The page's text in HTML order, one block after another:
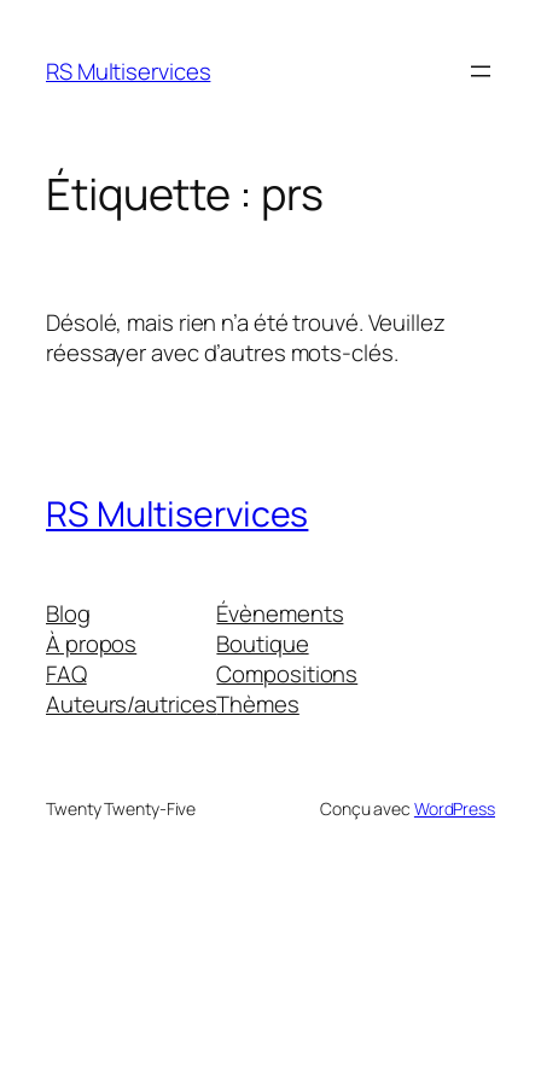
contenu
RS Multiservices
Étiquette : prs
Désolé, mais rien n’a été trouvé. Veuillez
réessayer avec d’autres mots-clés.
RS Multiservices
Blog
À propos
FAQ
Auteurs/autrices
Évènements
Boutique
Compositions
Thèmes
Twenty Twenty-Five Conçu avec WordPress